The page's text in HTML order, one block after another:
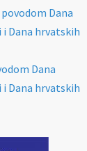
Dana
Dana hrvatskih
Dana
Dana hrvatskih